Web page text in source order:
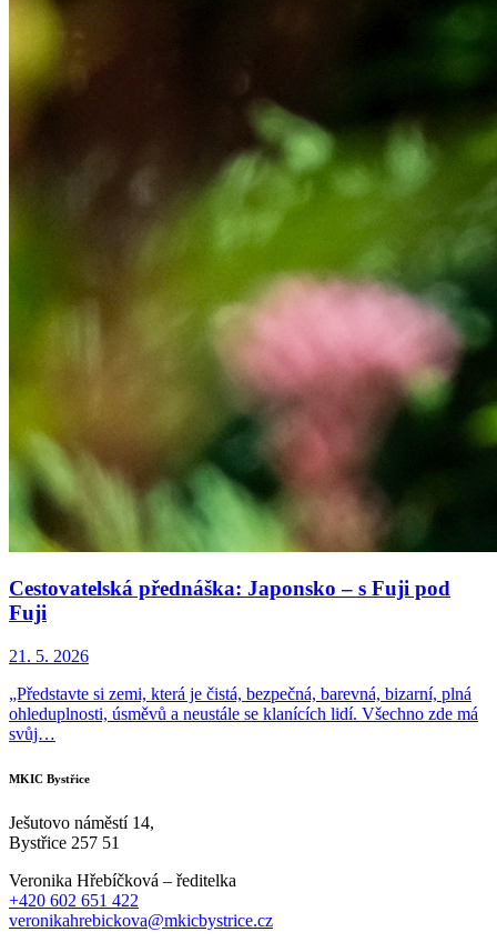
Cestovatelská přednáška: Japonsko – s Fuji pod
Fuji
21. 5. 2026
„Představte si zemi, která je čistá, bezpečná, barevná, bizarní, plná
ohleduplnosti, úsměvů a neustále se klanících lidí. Všechno zde má
svůj…
MKIC Bystřice
Ješutovo náměstí 14,
Bystřice 257 51
Veronika Hřebíčková – ředitelka
+420 602 651 422
veronikahrebickova@mkicbystrice.cz